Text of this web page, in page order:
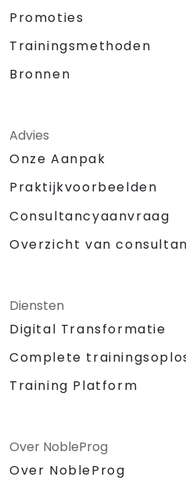
Promoties
Trainingsmethoden
Bronnen
Advies
Onze Aanpak
Praktijkvoorbeelden
Consultancyaanvraag
Overzicht van
Diensten
Digital Transformatie
Complete
Training Platform
Over NobleProg
Over NobleProg